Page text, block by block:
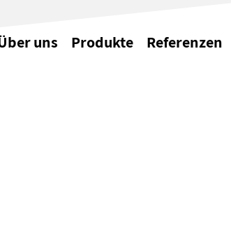
uns Produkte Referenzen